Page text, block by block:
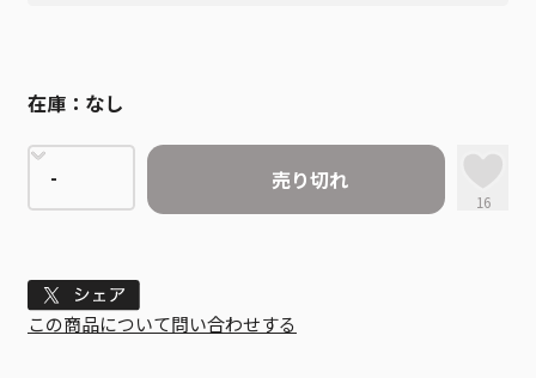
在庫： なし
売り切れ
16
Tweet
この商品について問い合わせする